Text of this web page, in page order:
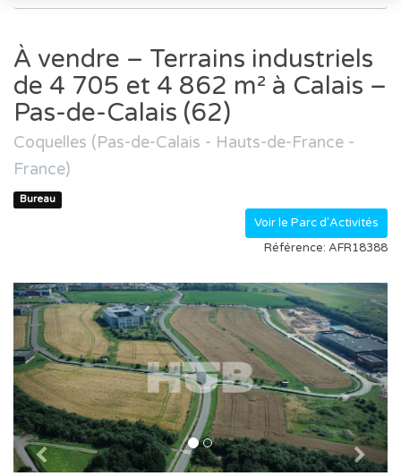
À vendre – Terrains industriels
de 4 705 et 4 862 m² à Calais –
Pas-de-Calais (62)
Coquelles (Pas-de-Calais - Hauts-de-France -
France)
Bureau
Voir le Parc d'Activités
Référence: AFR18388
Previous